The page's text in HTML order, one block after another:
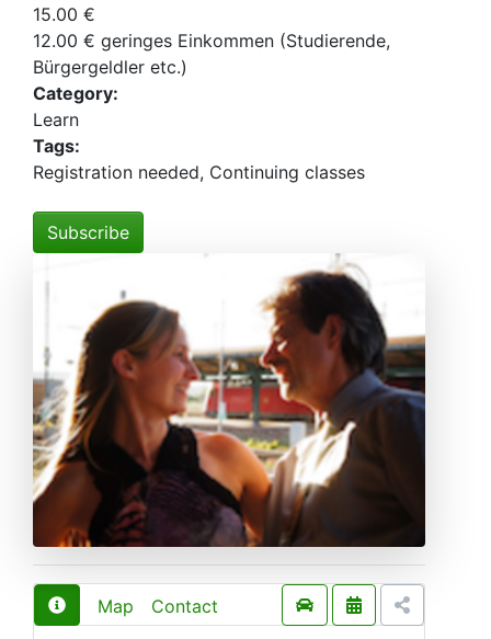
15.00 €
12.00 € geringes Einkommen (Studierende,
Bürgergeldler etc.)
Category:
Learn
Tags:
Registration needed, Continuing classes
Subscribe
Map Contact